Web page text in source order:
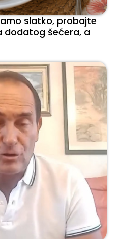
slatko, probajte
dodatog šećera, a